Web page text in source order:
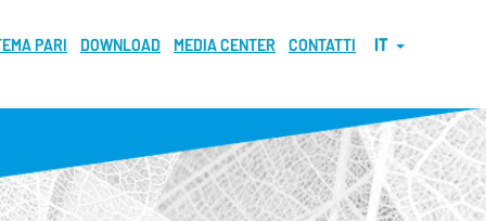
PARI DOWNLOAD MEDIA CENTER CONTATTI IT